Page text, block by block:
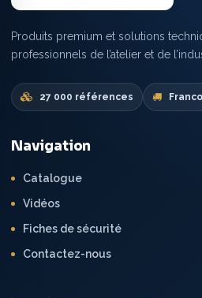
Produits premium et solutions
professionnels de l’atelier et de
27 000 références
Navigation
Catalogue
Vidéos
Fiches de sécurité
Contactez-nous